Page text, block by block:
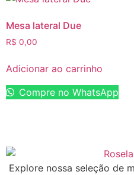
Mesa lateral Due
R$ 0,00
Adicionar ao carrinho
Compre no WhatsApp
Explore nossa seleção de